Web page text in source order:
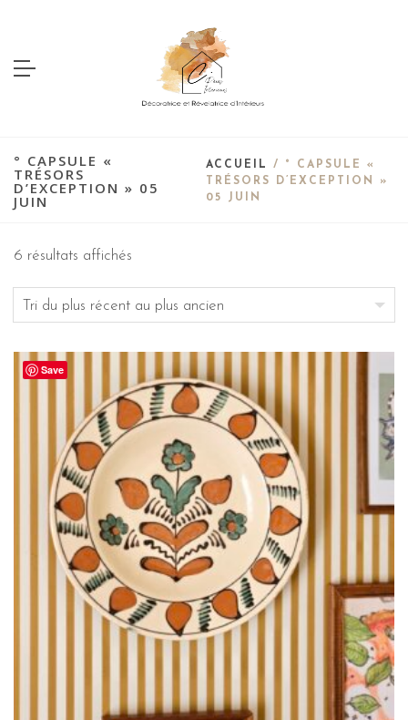
° CAPSULE «
TRÉSORS
D’EXCEPTION » 05
JUIN
ACCUEIL
/ ° CAPSULE «
TRÉSORS D’EXCEPTION »
05 JUIN
6 résultats affichés
Save